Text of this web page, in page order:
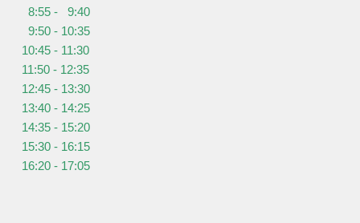
8:55 - 9:40
9:50 - 10:35
10:45 - 11:30
11:50 - 12:35
12:45 - 13:30
13:40 - 14:25
14:35 - 15:20
15:30 - 16:15
16:20 - 17:05